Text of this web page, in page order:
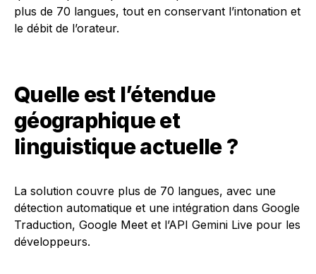
plus de 70 langues, tout en conservant l’intonation et
le débit de l’orateur.
Quelle est l’étendue
géographique et
linguistique actuelle ?
La solution couvre plus de 70 langues, avec une
détection automatique et une intégration dans Google
Traduction, Google Meet et l’API Gemini Live pour les
développeurs.